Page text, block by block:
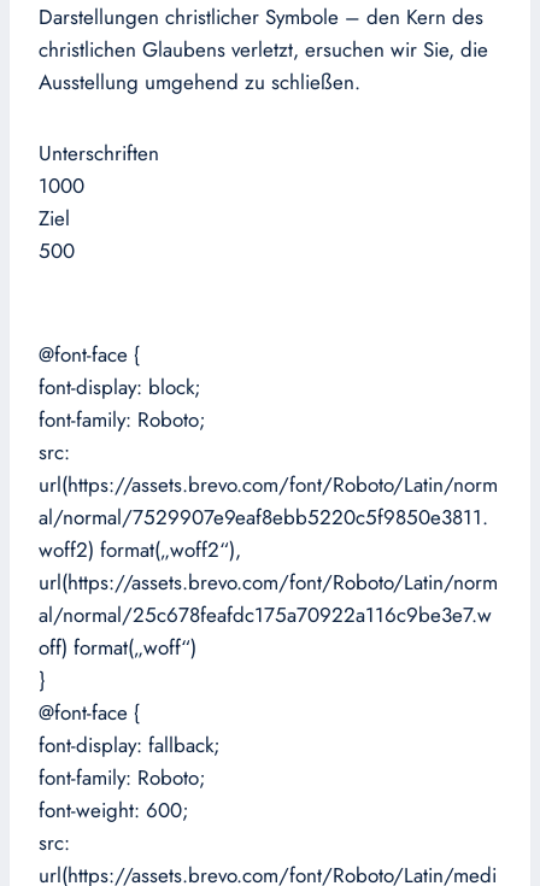
Darstellungen christlicher Symbole – den Kern des
christlichen Glaubens verletzt, ersuchen wir Sie, die
Ausstellung umgehend zu schließen.
Unterschriften
1000
Ziel
500
@font-face {
font-display: block;
font-family: Roboto;
src:
url(https://assets.brevo.com/font/Roboto/Latin/norm
al/normal/7529907e9eaf8ebb5220c5f9850e3811.
woff2) format(„woff2“),
url(https://assets.brevo.com/font/Roboto/Latin/norm
al/normal/25c678feafdc175a70922a116c9be3e7.w
off) format(„woff“)
}
@font-face {
font-display: fallback;
font-family: Roboto;
font-weight: 600;
src:
url(https://assets.brevo.com/font/Roboto/Latin/medi